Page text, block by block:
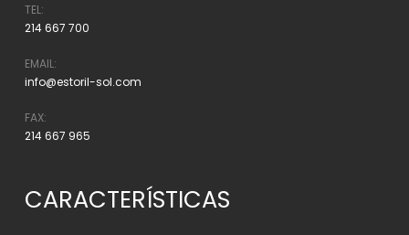
TEL:
214 667 700
EMAIL:
info@estoril-sol.com
FAX:
214 667 965
CARACTERÍSTICAS